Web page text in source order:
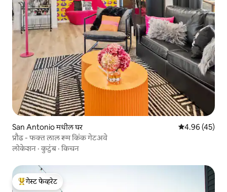
San Antonio मधील घर 5 पैकी 4.96
4.96 (45)
प्रौढ - फक्त लाल रूम किंक गेटअवे
लोकेशन ·कुटुंब·किचन
टॉप गेस्ट फेव्हरेट
गेस्ट फेव्हरेट